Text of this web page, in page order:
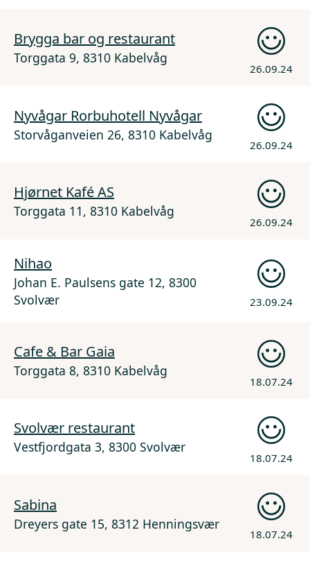
Brygga bar og restaurant
Torggata 9, 8310 Kabelvåg
26.09.24
Nyvågar Rorbuhotell Nyvågar
Storvåganveien 26, 8310 Kabelvåg
26.09.24
Hjørnet Kafé AS
Torggata 11, 8310 Kabelvåg
26.09.24
Nihao
Johan E. Paulsens gate 12, 8300
Svolvær
23.09.24
Cafe & Bar Gaia
Torggata 8, 8310 Kabelvåg
18.07.24
Svolvær restaurant
Vestfjordgata 3, 8300 Svolvær
18.07.24
Sabina
Dreyers gate 15, 8312 Henningsvær
18.07.24